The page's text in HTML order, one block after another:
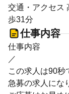
交通・アクセス
歩31分
仕事内容
仕事内容
／
この求人は90秒
急募の求人にな